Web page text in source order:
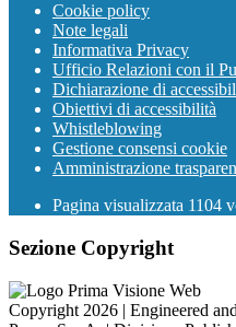
Cookie policy
Note legali
Informativa Privacy
Ufficio Relazioni con il
Dichiarazione di
Obiettivi di accessibilità
Whistleblowing
Gestione consensi cookie
Amministrazione
Pagina visualizzata 1104
Sezione Copyright
Copyright 2026 | Engineered